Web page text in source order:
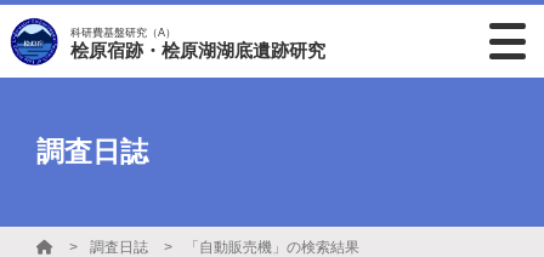
科研費基盤研究（A）
桧原宿跡・桧原湖湖底遺跡研究
調査日誌
調査日誌 「自動販売機」の検索結果